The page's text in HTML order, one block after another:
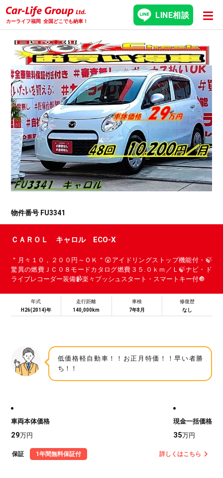
カーライフ福岡 全国どこでも納車！
LINE相談
物件番号 FU3341
ＣＡＲＯＬ キャロル ECO-X
＂月々１０，２００円～ＯＫ＂😲アイドリングストップ機能付・🍃
驚異の燃費ＪＣ０８モードカタログ燃費３５.０ｋｍ／Ｌ🍃ナビ・ド
ライブレコーダー装備📹楽々プッシュスタート・スマートキー付🔘
年式
H26(2014)年
走行距離
140,000km
車検
7年8月
修復歴
なし
低価格軽自動車！！お正月特価！！早い者勝
ち！！
車両本体価格
29万円
現金一括価格
35万円
保証 1年間無料保証付 詳しくはこちら